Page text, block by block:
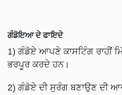
ਗੰਡੋਇਆ ਦੇ ਫਾਇਦੇ
1) ਗੰਡੋਏ ਆਪਣੇ ਕਾਸਟਿੰਗ ਰਾਹੀਂ
ਭਰਪੂਰ ਕਰਦੇ ਹਨ।
2) ਗੰਡੋਏ ਦੀ ਸੁਰੰਗ ਬਣਾਉਣ ਦੀ